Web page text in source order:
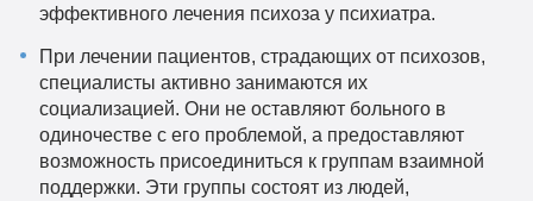
эффективного лечения психоза у психиатра.
При лечении пациентов, страдающих от психозов,
специалисты активно занимаются их
социализацией. Они не оставляют больного в
одиночестве с его проблемой, а предоставляют
возможность присоединиться к группам взаимной
поддержки. Эти группы состоят из людей,